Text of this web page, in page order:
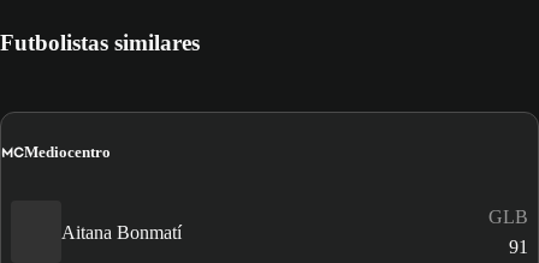
Futbolistas similares
MCMediocentro
Aitana Bonmatí
GLB
91